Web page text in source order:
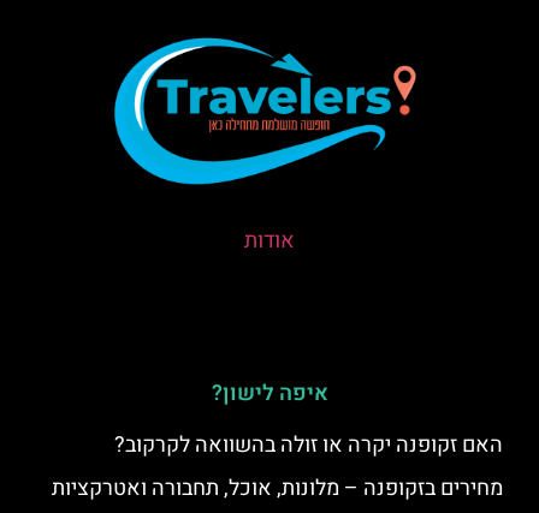
אודות
איפה לישון?
האם זקופנה יקרה או זולה בהשוואה לקרקוב?
מחירים בזקופנה – מלונות, אוכל, תחבורה ואטרקציות